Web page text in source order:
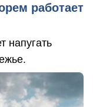
работает
напугать